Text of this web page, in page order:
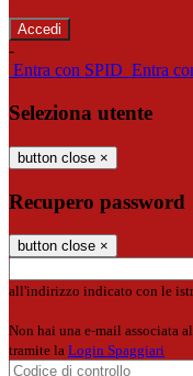
-
Entra con SPID Entra
Seleziona utente
button close ×
Recupero password
button close ×
all'indirizzo indicato con le
Non hai una e-mail associata
tramite la Login Spaggiari